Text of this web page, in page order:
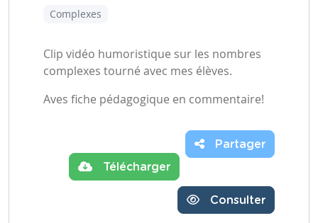
Complexes
Clip vidéo humoristique sur les nombres
complexes tourné avec mes élèves.
Aves fiche pédagogique en commentaire!
Télécharger
Partager
Consulter